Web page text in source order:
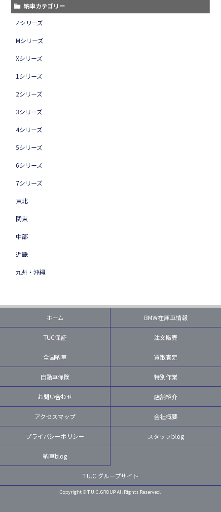
納車カテゴリー
Zシリーズ
Mシリーズ
Xシリーズ
1シリーズ
2シリーズ
3シリーズ
4シリーズ
5シリーズ
6シリーズ
7シリーズ
東北
関東
中部
近畿
九州・沖縄
ホーム BMW在庫車情報
TUC保証 注文販売
全国納車 買取査定
自動車保険 特別作業
お問い合わせ 店舗紹介
アクセスマップ 会社概要
プライバシーポリシー スタッフblog
納車blog
T.U.C.グループサイト
Copyright © T.U.C.GROUP All Rights Reserved.